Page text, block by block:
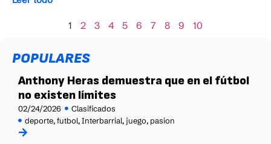
1 2 3 4 5 6 7 8 9 10
POPULARES
Anthony Heras demuestra que en el fútbol
no existen límites
02/24/2026
Clasificados
deporte,futbol,Interbarrial, juego, pasion